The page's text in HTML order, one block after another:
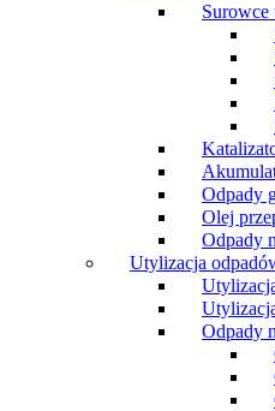
Surowce
Odpady
Olej
Odpady
Utylizacja
Odpady